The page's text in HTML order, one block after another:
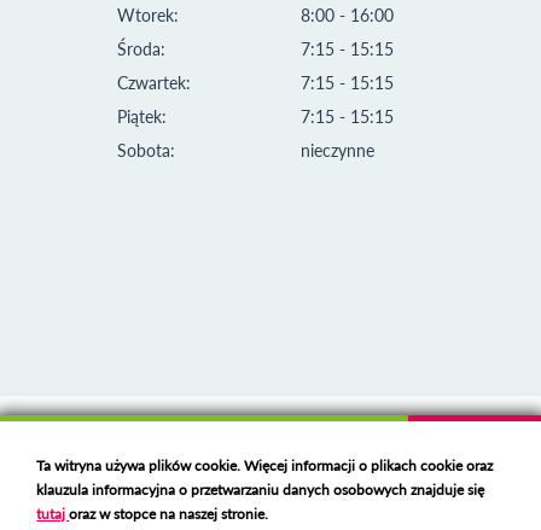
Wtorek:
Środa:
Czwartek:
Piątek:
Sobota:
8:00 - 16:00
7:15 - 15:15
7:15 - 15:15
7:15 - 15:15
nieczynne
Deklaracja dostępności
Polski serwer RBLhttps://polspam.pl/
Ta witryna używa plików cookie. Więcej informacji o plikach cookie oraz
klauzula informacyjna o przetwarzaniu danych osobowych znajduje się
tutajoraz w stopce na naszej stronie.